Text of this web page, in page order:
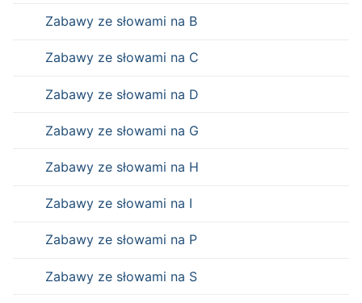
Zabawy ze słowami na B
Zabawy ze słowami na C
Zabawy ze słowami na D
Zabawy ze słowami na G
Zabawy ze słowami na H
Zabawy ze słowami na I
Zabawy ze słowami na P
Zabawy ze słowami na S